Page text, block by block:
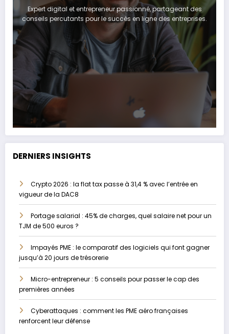
Expert digital et entrepreneur passionné, partageant des
conseils percutants pour le succès en ligne des entreprises.
DERNIERS INSIGHTS
Crypto 2026 : la flat tax passe à 31,4 % avec l’entrée en
vigueur de la DAC8
Portage salarial : 45% de charges, quel salaire net pour un
TJM de 500 euros ?
Impayés PME : le comparatif des logiciels qui font gagner
jusqu’à 20 jours de trésorerie
Micro-entrepreneur : 5 conseils pour passer le cap des
premières années
Cyberattaques : comment les PME aéro françaises
renforcent leur défense